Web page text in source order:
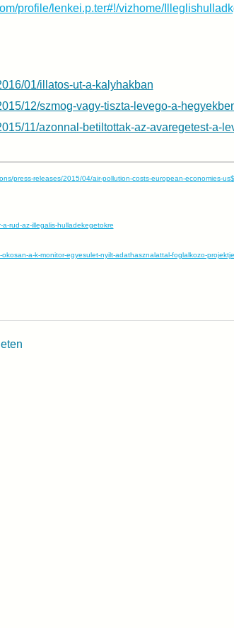
profile/lenkei.p.ter#!/vizhome/
01/illatos-ut-a-kalyhakban
12/szmog-vagy-tiszta-levego-a-
11/azonnal-betiltottak-az-avaregetest-a-
press-releases/2015/04/air-pollution-costs-european-economies-
rud-az-illegalis-hulladekegetokre
a-k-monitor-egyesulet-nyilt-adathasznalattal-foglalkozo-